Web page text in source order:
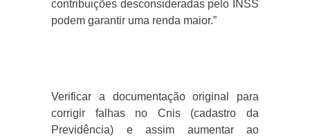
contribuições desconsideradas pelo INSS
podem garantir uma renda maior.”
Verificar a documentação original para
corrigir falhas no Cnis (cadastro da
Previdência) e assim aumentar ao